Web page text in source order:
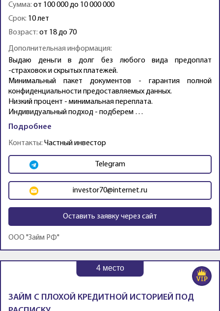
Сумма: от 100 000 до 10 000 000
Срок: 10 лет
Возраст: от 18 до 70
Дополнительная информация:
Выдаю деньги в долг без любого вида предоплат
-страховок и скрытых платежей.
Минимальный пакет документов - гарантия полной
конфиденциальности предоставляемых данных.
Низкий процент - минимальная переплата.
Индивидуальный подход - подберем …
Подробнее
Контакты: Частный инвестор
Telegram
investor70@internet.ru
Оставить заявку через сайт
ООО "Займ РФ"
4место
ЗАЙМ С ПЛОХОЙ КРЕДИТНОЙ ИСТОРИЕЙ ПОД